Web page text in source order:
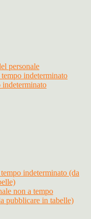
personale
indeterminato
indeterminato
indeterminato (da
non a tempo
pubblicare in tabelle)